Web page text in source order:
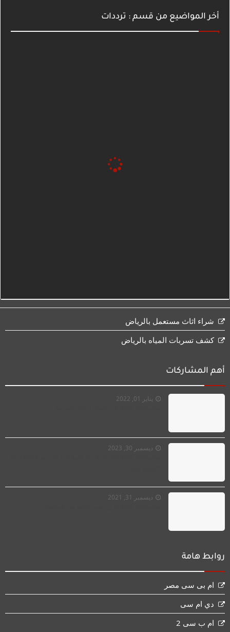
أخر المواضيع من قسم : ترددات
شراء اثاث مستعمل بالرياض
كشف تسربات المياه بالرياض
أهم المشاركات
يناير 01, 2022
ديسمبر 30, 2023
ديسمبر 31, 2021
روابط هامة
ام بى سى مصر
دي ام سى
ام ب سى 2